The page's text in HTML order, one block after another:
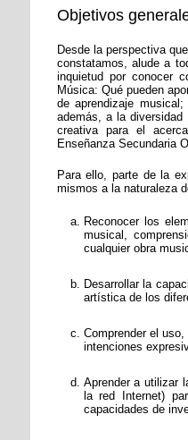
Objetivos
Desde la perspectiva
constatamos, alude a
inquietud por conocer
Música: Qué pueden
de aprendizaje
además, a la
creativa para el
Enseñanza Secundaria
Para ello, parte de la
mismos a la naturaleza
Reconocer los
musical,
cualquier obra
Desarrollar la
artística de los
Comprender el
intenciones
Aprender a utilizar
la red Internet)
capacidades de